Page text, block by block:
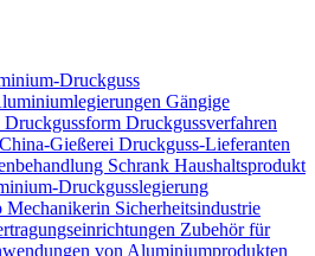
Druckguss
Gängige
Druckgussform Druckgussverfahren
China-Gießerei Druckguss-Lieferanten
Schrank Haushaltsprodukt
Druckgusslegierung
Mechanikerin Sicherheitsindustrie
Zubehör für
von Aluminiumprodukten